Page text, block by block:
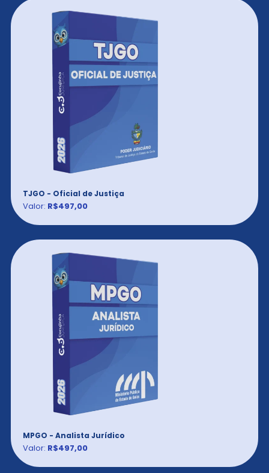
TJGO - Oficial de Justiça
Valor: R$497,00
MPGO - Analista Jurídico
Valor: R$497,00